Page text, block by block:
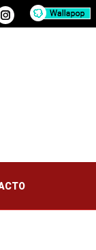
Instagram
BLOG CONTACTO